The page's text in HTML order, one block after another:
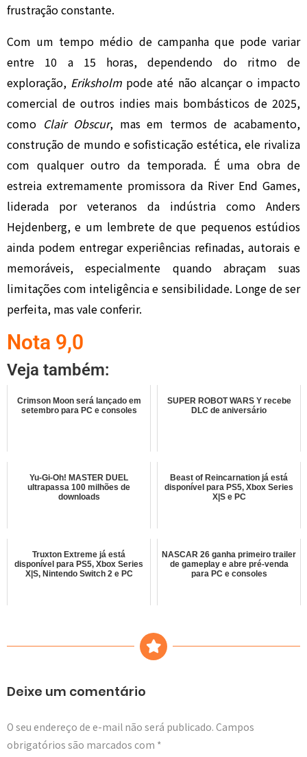
frustração constante.
Com um tempo médio de campanha que pode variar
entre 10 a 15 horas, dependendo do ritmo de
exploração, Eriksholm pode até não alcançar o impacto
comercial de outros indies mais bombásticos de 2025,
como Clair Obscur, mas em termos de acabamento,
construção de mundo e sofisticação estética, ele rivaliza
com qualquer outro da temporada. É uma obra de
estreia extremamente promissora da River End Games,
liderada por veteranos da indústria como Anders
Hejdenberg, e um lembrete de que pequenos estúdios
ainda podem entregar experiências refinadas, autorais e
memoráveis, especialmente quando abraçam suas
limitações com inteligência e sensibilidade. Longe de ser
perfeita, mas vale conferir.
Nota 9,0
Veja também:
Crimson Moon será lançado em
setembro para PC e consoles
SUPER ROBOT WARS Y recebe
DLC de aniversário
Yu-Gi-Oh! MASTER DUEL
ultrapassa 100 milhões de
downloads
Beast of Reincarnation já está
disponível para PS5, Xbox Series
X|S e PC
Truxton Extreme já está
disponível para PS5, Xbox Series
X|S, Nintendo Switch 2 e PC
NASCAR 26 ganha primeiro trailer
de gameplay e abre pré-venda
para PC e consoles
Deixe um comentário
O seu endereço de e-mail não será publicado. Campos
obrigatórios são marcados com *